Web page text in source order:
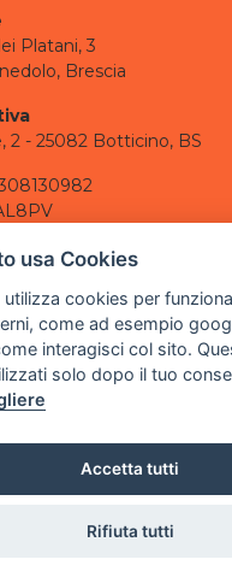
Platani, 3
Brescia
2 - 25082 Botticino, BS
2377
6259
generali
usa Cookies
cookies per
come ad esempio
interagisci col sito.
solo dopo il tuo
Accetta tutti
Rifiuta tutti